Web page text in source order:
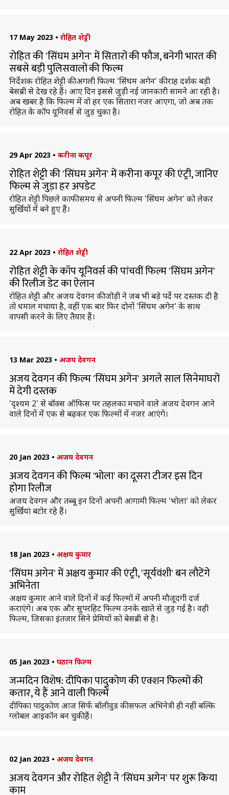
17 May 2023 • रोहित शेट्टी
रोहित की 'सिंघम अगेन' में सितारों की फौज, बनेगी भारत की
सबसे बड़ी पुलिसवालों की फिल्म
निर्देशक रोहित शेट्टी की अगली फिल्म 'सिंघम अगेन' की राह दर्शक बड़ी
बेसब्री से देख रहे हैं। आए दिन इससे जुड़ी नई जानकारी सामने आ रही है।
अब खबर है कि फिल्म में वो हर एक सितारा नजर आएगा, जो अब तक
रोहित के कॉप यूनिवर्स से जुड़ चुका है।
29 Apr 2023 • करीना कपूर
रोहित शेट्टी की 'सिंघम अगेन' में करीना कपूर की एंट्री, जानिए
फिल्म से जुड़ा हर अपडेट
रोहित शेट्टी पिछले काफी समय से अपनी फिल्म 'सिंघम अगेन' को लेकर
सुर्खियों में बने हुए हैं।
22 Apr 2023 • रोहित शेट्टी
रोहित शेट्टी के कॉप यूनिवर्स की पांचवीं फिल्म 'सिंघम अगेन'
की रिलीज डेट का ऐलान
रोहित शेट्टी और अजय देवगन की जोड़ी ने जब भी बड़े पर्दे पर दस्तक दी है
तो धमाल मचाया है, वहीं एक बार फिर दोनों 'सिंघम अगेन' के साथ
वापसी करने के लिए तैयार हैं।
13 Mar 2023 • अजय देवगन
अजय देवगन की फिल्म 'सिंघम अगेन' अगले साल सिनेमाघरों
में देगी दस्तक
'दृश्यम 2' से बॉक्स ऑफिस पर तहलका मचाने वाले अजय देवगन आने
वाले दिनों में एक से बढ़कर एक फिल्मों में नजर आएंगे।
20 Jan 2023 • अजय देवगन
अजय देवगन की फिल्म 'भोला' का दूसरा टीजर इस दिन
होगा रिलीज
अजय देवगन और तब्बू इन दिनों अपनी आगामी फिल्म 'भोला' को लेकर
सुर्खियां बटोर रहे हैं।
18 Jan 2023 • अक्षय कुमार
'सिंघम अगेन' में अक्षय कुमार की एंट्री, 'सूर्यवंशी' बन लौटेंगे
अभिनेता
अक्षय कुमार आने वाले दिनों में कई फिल्मों में अपनी मौजूदगी दर्ज
कराएंगे। अब एक और सुपरहिट फिल्म उनके खाते से जुड़ गई है। वही
फिल्म, जिसका इंतजार सिने प्रेमियों को बेसब्री से है।
05 Jan 2023 • पठान फिल्म
जन्मदिन विशेष: दीपिका पादुकोण की एक्शन फिल्मों की
कतार, ये हैं आने वाली फिल्में
दीपिका पादुकोण आज सिर्फ बॉलीवुड की सफल अभिनेत्री ही नहीं बल्कि
ग्लोबल आइकॉन बन चुकी हैं।
02 Jan 2023 • अजय देवगन
अजय देवगन और रोहित शेट्टी ने 'सिंघम अगेन' पर शुरू किया
काम